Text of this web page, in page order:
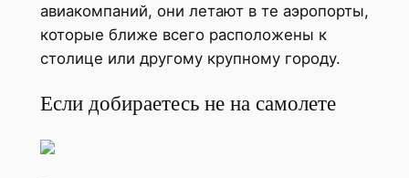
авиакомпаний, они летают в те аэропорты,
которые ближе всего расположены к
столице или другому крупному городу.
Если добираетесь не на самолете